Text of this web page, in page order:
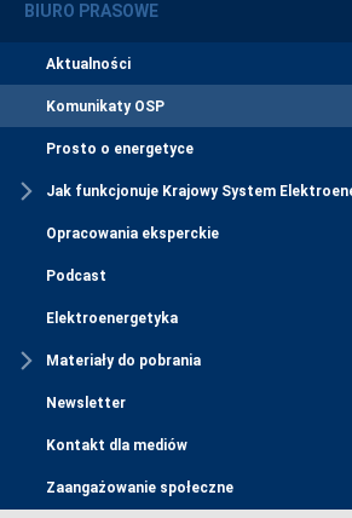
BIURO PRASOWE
Aktualności
Komunikaty OSP
Prosto o energetyce
Jak funkcjonuje Krajowy System
Opracowania eksperckie
Podcast
Elektroenergetyka
Materiały do pobrania
Newsletter
Kontakt dla mediów
Zaangażowanie społeczne